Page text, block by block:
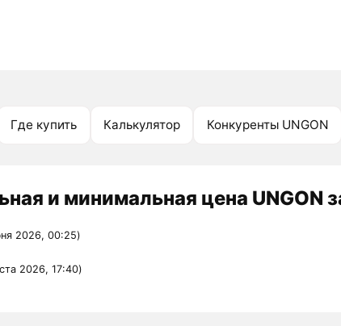
Где купить Калькулятор Конкуренты UNGON
и минимальная цена UNGON
2026, 00:25)
2026, 17:40)